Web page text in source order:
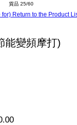
貨品 25/60
能變頻摩打)